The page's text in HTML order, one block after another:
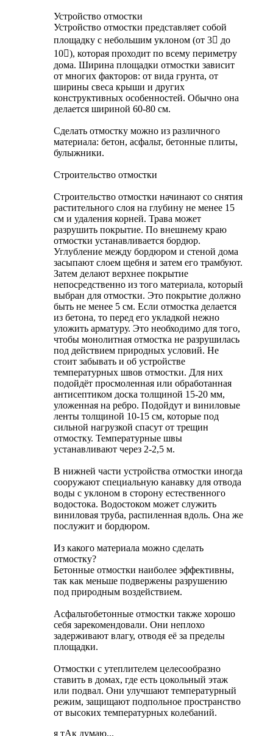
Устройство отмостки
Устройство отмостки представляет собой
площадку с небольшим уклоном (от 3 до
10), которая проходит по всему периметру
дома. Ширина площадки отмостки зависит
от многих факторов: от вида грунта, от
ширины свеса крыши и других
конструктивных особенностей. Обычно она
делается шириной 60-80 см.
Сделать отмостку можно из различного
материала: бетон, асфальт, бетонные плиты,
булыжники.
Строительство отмостки
Строительство отмостки начинают со снятия
растительного слоя на глубину не менее 15
см и удаления корней. Трава может
разрушить покрытие. По внешнему краю
отмостки устанавливается бордюр.
Углубление между бордюром и стеной дома
засыпают слоем щебня и затем его трамбуют.
Затем делают верхнее покрытие
непосредственно из того материала, который
выбран для отмостки. Это покрытие должно
быть не менее 5 см. Если отмостка делается
из бетона, то перед его укладкой нежно
уложить арматуру. Это необходимо для того,
чтобы монолитная отмостка не разрушилась
под действием природных условий. Не
стоит забывать и об устройстве
температурных швов отмостки. Для них
подойдёт просмоленная или обработанная
антисептиком доска толщиной 15-20 мм,
уложенная на ребро. Подойдут и виниловые
ленты толщиной 10-15 см, которые под
сильной нагрузкой спасут от трещин
отмостку. Температурные швы
устанавливают через 2-2,5 м.
В нижней части устройства отмостки иногда
сооружают специальную канавку для отвода
воды с уклоном в сторону естественного
водостока. Водостоком может служить
виниловая труба, распиленная вдоль. Она же
послужит и бордюром.
Из какого материала можно сделать
отмостку?
Бетонные отмостки наиболее эффективны,
так как меньше подвержены разрушению
под природным воздействием.
Асфальтобетонные отмостки также хорошо
себя зарекомендовали. Они неплохо
задерживают влагу, отводя её за пределы
площадки.
Отмостки с утеплителем целесообразно
ставить в домах, где есть цокольный этаж
или подвал. Они улучшают температурный
режим, защищают подпольное пространство
от высоких температурных колебаний.
я тАк думаю...